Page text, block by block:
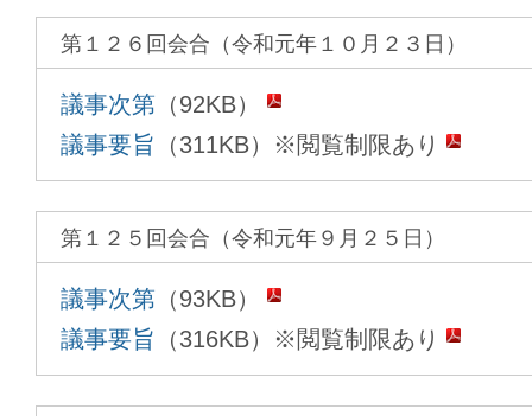
第１２６回会合（令和元年１０月２３日）
議事次第 （92KB）
議事要旨 （311KB）※閲覧制限あり
第１２５回会合（令和元年９月２５日）
議事次第 （93KB）
議事要旨 （316KB）※閲覧制限あり